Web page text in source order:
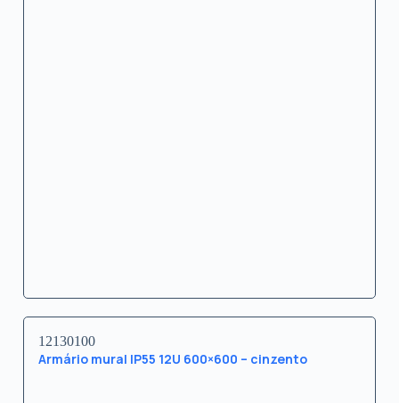
12130100
Armário mural IP55 12U 600×600 – cinzento